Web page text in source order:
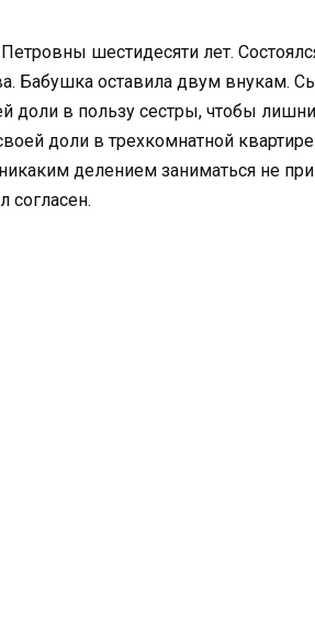
шестидесяти лет.
Бабушка оставила двум внукам.
доли в пользу сестры, чтобы
доли в трехкомнатной
делением заниматься не
согласен.